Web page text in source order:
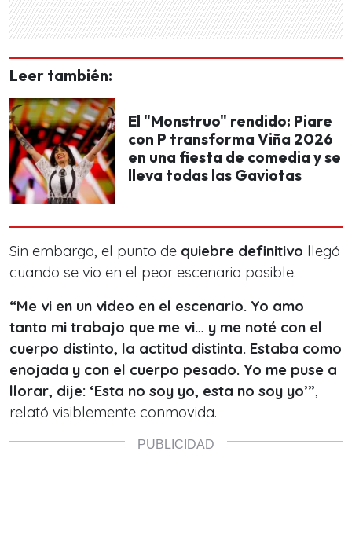
Leer también:
El "Monstruo" rendido: Piare
con P transforma Viña 2026
en una fiesta de comedia y se
lleva todas las Gaviotas
Sin embargo, el punto de quiebre definitivo llegó
cuando se vio en el peor escenario posible.
“Me vi en un video en el escenario. Yo amo
tanto mi trabajo que me vi… y me noté con el
cuerpo distinto, la actitud distinta. Estaba como
enojada y con el cuerpo pesado. Yo me puse a
llorar, dije: ‘Esta no soy yo, esta no soy yo’”,
relató visiblemente conmovida.